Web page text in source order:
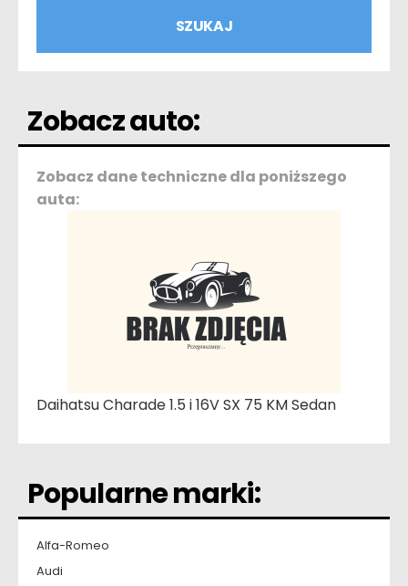
Zobacz auto:
Zobacz dane techniczne dla poniższego
auta:
Daihatsu Charade 1.5 i 16V SX 75 KM Sedan
Popularne marki:
Alfa-Romeo
Audi